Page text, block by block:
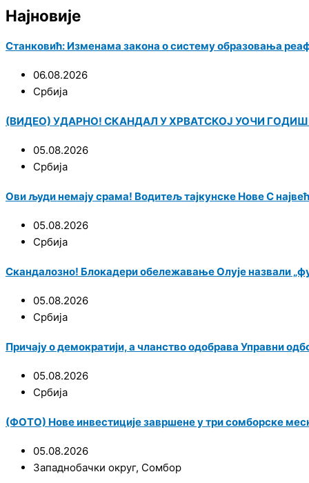
Најновије
Станковић: Изменама закона о систему образовања
06.08.2026
Србија
(ВИДЕО) УДАРНО! СКАНДАЛ У ХРВАТСКОЈ УОЧИ
05.08.2026
Србија
Ови људи немају срама! Водитељ тајкунске Нове С
05.08.2026
Србија
Скандалозно! Блокадери обележавање Олује назвали
05.08.2026
Србија
Причају о демократији, а чланство одобрава Управни
05.08.2026
Србија
(ФОТО) Нове инвестиције завршене у три сомборске
05.08.2026
Западнобачки округ, Сомбор